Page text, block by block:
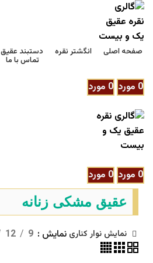
صفحه اصلی انگشتر نقره دستبند عقیق
تماس با ما
0 مورد 0 مورد
0 مورد 0 مورد
عقیق مشکی زنانه
نمایش نوار کناری نمایش 9
12